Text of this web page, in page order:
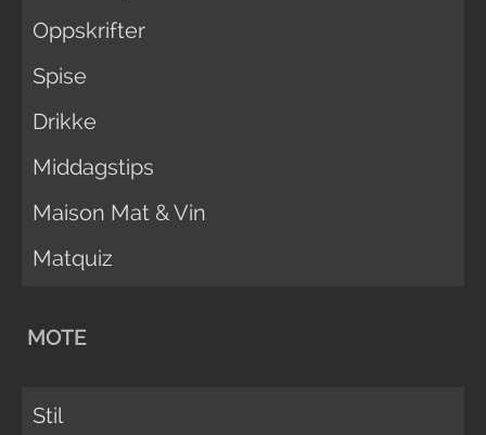
Oppskrifter
Spise
Drikke
Middagstips
Maison Mat & Vin
Matquiz
MOTE
Stil